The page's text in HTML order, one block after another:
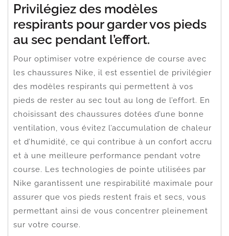
Privilégiez des modèles
respirants pour garder vos pieds
au sec pendant l’effort.
Pour optimiser votre expérience de course avec
les chaussures Nike, il est essentiel de privilégier
des modèles respirants qui permettent à vos
pieds de rester au sec tout au long de l’effort. En
choisissant des chaussures dotées d’une bonne
ventilation, vous évitez l’accumulation de chaleur
et d’humidité, ce qui contribue à un confort accru
et à une meilleure performance pendant votre
course. Les technologies de pointe utilisées par
Nike garantissent une respirabilité maximale pour
assurer que vos pieds restent frais et secs, vous
permettant ainsi de vous concentrer pleinement
sur votre course.